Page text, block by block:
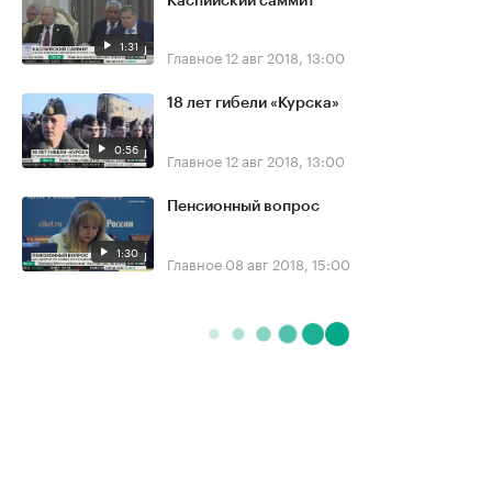
1:31 Главное12 авг 2018, 13:00
0:56
18 лет гибели «Курска»
Главное12 авг 2018, 13:00
1:30
Пенсионный вопрос
Главное 08 авг 2018, 15:00